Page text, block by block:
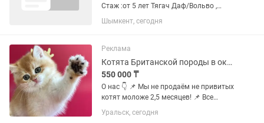
Стаж :от 5 лет Тягач Даф/Вольво ,
прицеп Реф/Тент Работа :на Россию
Европу Китай Зарплата :договорная
прицепы и тягачи обслуженные,...
Шымкент, сегодня
Реклама
Котята Британской породы в окрасе Шиншилла
550 000 ₸
О нас 👇 📌 Мы не продаём не привитых
котят моложе 2,5 месяцев! 📌 Все
котята переезжают в новый дом
полностью привитые после
Уральск, сегодня